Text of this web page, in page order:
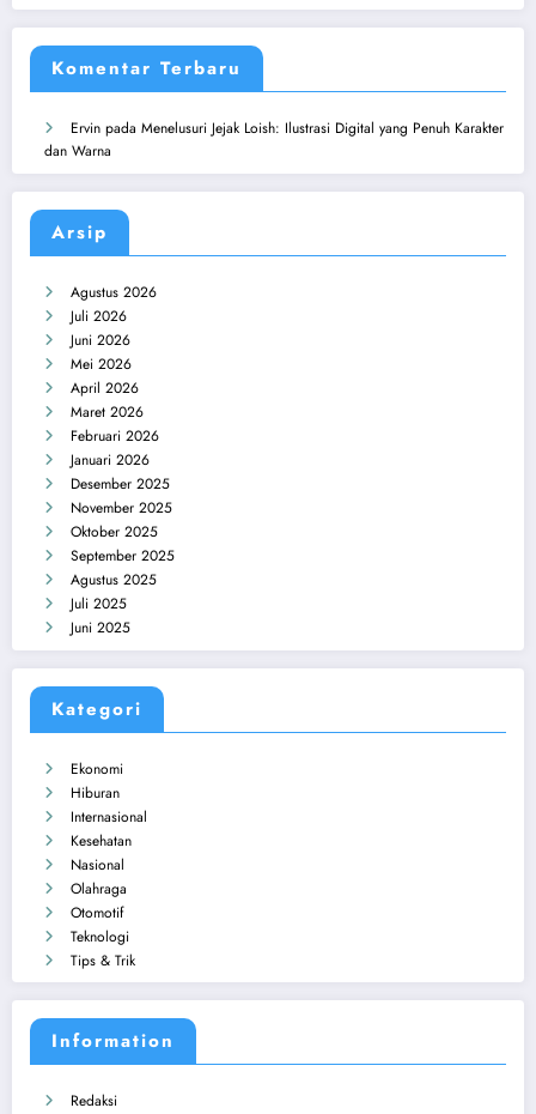
Komentar Terbaru
Ervin pada Menelusuri Jejak Loish: Ilustrasi Digital yang Penuh Karakter
dan Warna
Arsip
Agustus 2026
Juli 2026
Juni 2026
Mei 2026
April 2026
Maret 2026
Februari 2026
Januari 2026
Desember 2025
November 2025
Oktober 2025
September 2025
Agustus 2025
Juli 2025
Juni 2025
Kategori
Ekonomi
Hiburan
Internasional
Kesehatan
Nasional
Olahraga
Otomotif
Teknologi
Tips & Trik
Information
Redaksi